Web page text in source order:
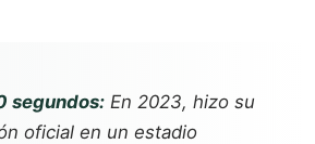
segundos: En 2023, hizo su
oficial en un estadio